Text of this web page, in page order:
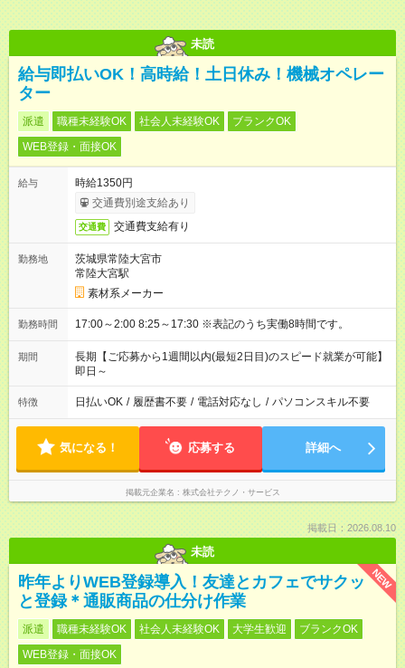
未読
給与即払いOK！高時給！土日休み！機械オペレー
ター
派遣 職種未経験OK 社会人未経験OK
ブランクOK
WEB登録・面接OK
給与
時給1350円
交通費別途支給あり
交通費 交通費支給有り
勤務地
茨城県常陸大宮市
常陸大宮駅
素材系メーカー
勤務時間 17:00～2:00 8:25～17:30 ※表記のうち実働8時間です。
期間
長期【ご応募から1週間以内(最短2日目)のスピード就業が可能】
即日～
特徴 日払いOK / 履歴書不要 / 電話対応なし / パソコンスキル不要
気になる！ 応募する 詳細へ
掲載元企業名 株式会社テクノ・サービス
掲載日：2026.08.10
未読
NEW
昨年よりWEB登録導入！友達とカフェでサクッ
と登録＊通販商品の仕分け作業
派遣 職種未経験OK 社会人未経験OK 大学生歓迎
ブランクOK
WEB登録・面接OK